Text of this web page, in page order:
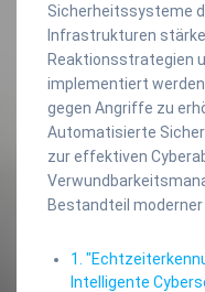
Sicherheitssysteme
Infrastrukturen
Reaktionsstrategien
implementiert
gegen Angriffe zu
Automatisierte
zur effektiven
Bestandteil
1.
Intelligente